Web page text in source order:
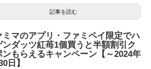
記事を読む
ミマのアプリ・ファミペイ限定でハ
ンダッツ紅苺1個買うと半額割引ク
ンもらえるキャンペーン【～2024年
日】